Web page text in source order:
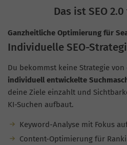
Das ist SEO
Ganzheitliche Optimierung für
Individuelle SEO-
Du bekommst keine Strategie
individuell entwickelte
deine Ziele einzahlt und
KI-Suchen aufbaut.
Keyword-Analyse mit Fokus
Content-Optimierung für